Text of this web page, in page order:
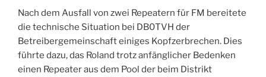
Nach dem Ausfall von zwei Repeatern für FM bereitete
die technische Situation bei DB0TVH der
Betreibergemeinschaft einiges Kopfzerbrechen. Dies
führte dazu, das Roland trotz anfänglicher Bedenken
einen Repeater aus dem Pool der beim Distrikt